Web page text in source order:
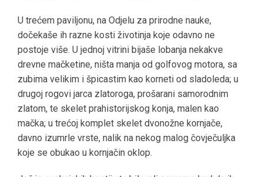
U trećem paviljonu, na Odjelu za prirodne nauke,
dočekaše ih razne kosti životinja koje odavno ne
postoje više. U jednoj vitrini bijaše lobanja nekakve
drevne mačketine, ništa manja od golfovog motora, sa
zubima velikim i špicastim kao korneti od sladoleda; u
drugoj rogovi jarca zlatoroga, prošarani samorodnim
zlatom, te skelet prahistorijskog konja, malen kao
mačka; u trećoj komplet skelet dvonožne kornjače,
davno izumrle vrste, nalik na nekog malog čovječuljka
koje se obukao u kornjačin oklop.